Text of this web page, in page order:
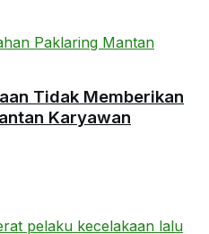
Tidak Memberikan
Karyawan